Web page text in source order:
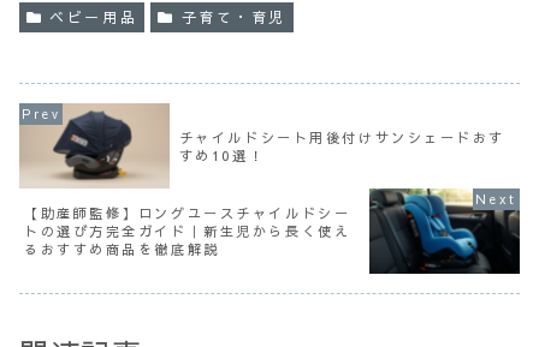
ベビー用品 子育て・育児
チャイルドシート用後付けサンシェードおす
すめ10選！
【助産師監修】ロングユースチャイルドシー
トの選び方完全ガイド｜新生児から長く使え
るおすすめ商品を徹底解説